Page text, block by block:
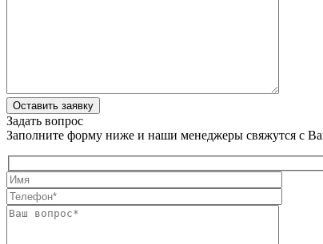
Оставить заявку
Задать вопрос
Заполните форму ниже и наши менеджеры свяжутся с